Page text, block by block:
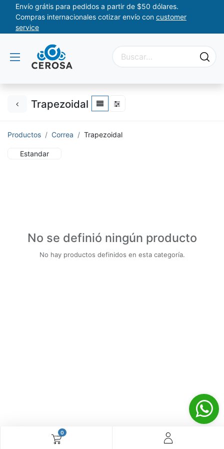
0
Envío grátis para pedidos a partir de $50 dólares.
Compras internacionales cotizar envío con customer
service
Trapezoidal
Productos Correa Trapezoidal
Estandar
No se definió ningún producto
No hay productos definidos en esta categoría.